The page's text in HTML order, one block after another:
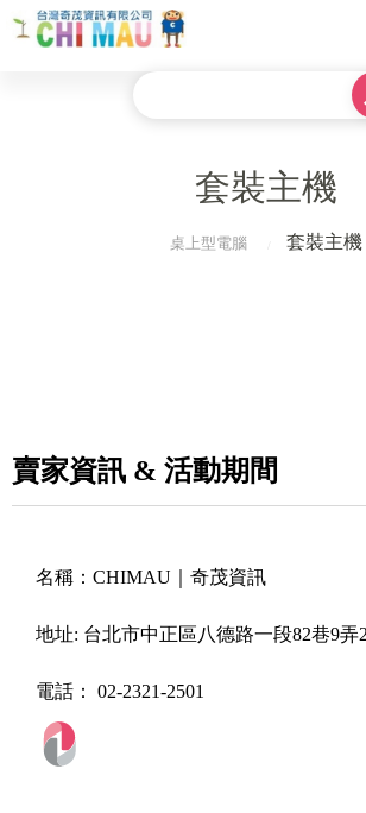
套裝主機
桌上型電腦 套裝主機
賣家資訊 & 活動期間
名稱： CHIMAU｜奇茂資訊
地址: 台北市中正區八德路一段82巷9弄
電話： 02-2321-2501